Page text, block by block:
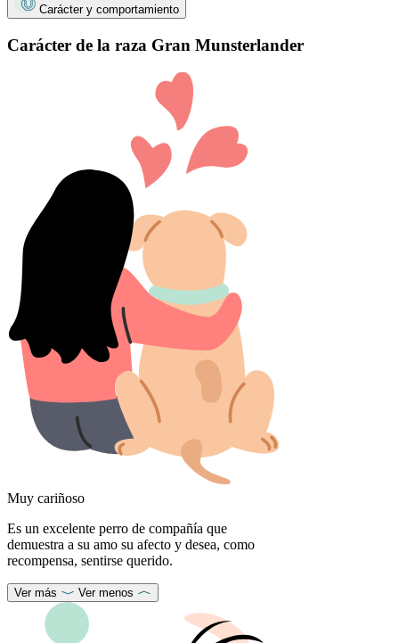
Carácter y comportamiento
Carácter de la raza Gran Munsterlander
Muy cariñoso
Es un excelente perro de compañía que
demuestra a su amo su afecto y desea, como
recompensa, sentirse querido.
Ver más Ver menos